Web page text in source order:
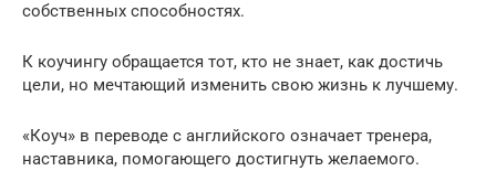
собственных способностях.
К коучингу обращается тот, кто не знает, как достичь
цели, но мечтающий изменить свою жизнь к лучшему.
«Коуч» в переводе с английского означает тренера,
наставника, помогающего достигнуть желаемого.